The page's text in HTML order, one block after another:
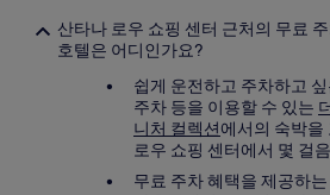
산타나 로우 쇼핑 센터 근처의 무료
호텔은 어디인가요?
쉽게 운전하고 주차하고
주차 등을 이용할 수 있는
니처 컬렉션에서의 숙박을
로우 쇼핑 센터에서 몇 걸
무료 주차 혜택을 제공하